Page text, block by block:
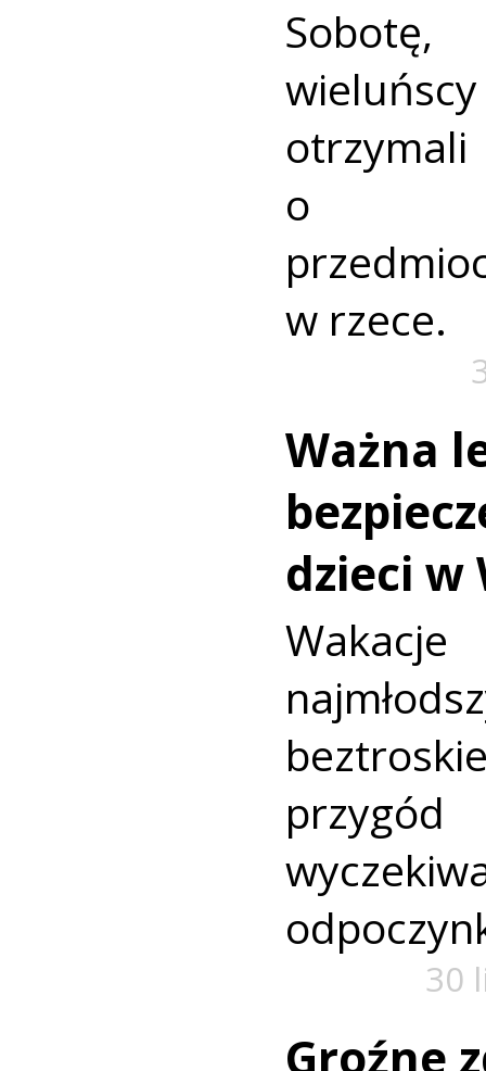
o
w rzece.
Ważna
dzieci w
30
Groźne